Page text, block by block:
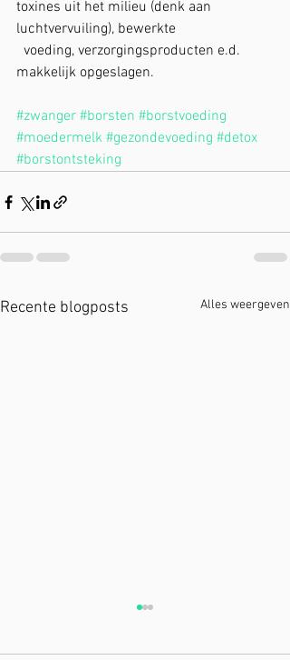
toxines uit het milieu (denk aan
luchtvervuiling), bewerkte
makkelijk opgeslagen.
#zwanger #borsten #borstvoeding
#moedermelk #gezondevoeding #detox
#borstontsteking
Recente blogposts Alles weergeven